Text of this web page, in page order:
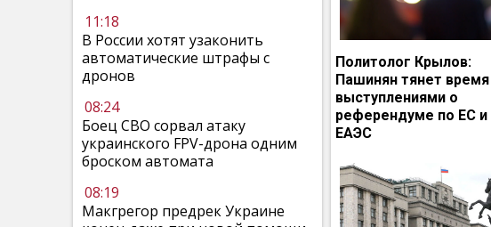
11:18
В России хотят узаконить
автоматические штрафы с
дронов
08:24
Боец СВО сорвал атаку
украинского FPV-дрона одним
броском автомата
08:19
Макгрегор предрек Украине
Политолог Крылов:
Пашинян тянет время
выступлениями о
референдуме по ЕС и
ЕАЭС